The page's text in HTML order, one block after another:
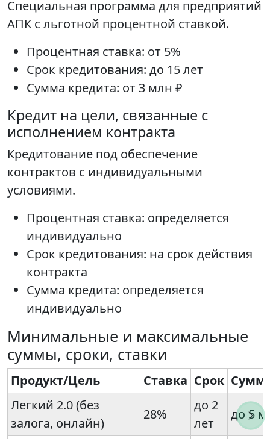
Специальная программа для предприятий
АПК с льготной процентной ставкой.
Процентная ставка: от 5%
Срок кредитования: до 15 лет
Сумма кредита: от 3 млн ₽
Кредит на цели, связанные с
исполнением контракта
Кредитование под обеспечение
контрактов с индивидуальными
условиями.
Процентная ставка: определяется
индивидуально
Срок кредитования: на срок действия
контракта
Сумма кредита: определяется
индивидуально
Минимальные и максимальные
суммы, сроки, ставки
Продукт/Цель Ставка Срок
Легкий 2.0 (без
залога, онлайн)
28%
до 2
лет
до 5